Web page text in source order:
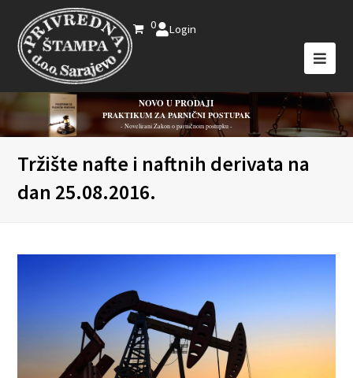
0 Login
NOVO U PRODAJI
PRAKTIKUM ZA PARNIČNI POSTUPAK
- Novelirani Zakon o parničnom postupku -
Tržište nafte i naftnih derivata na
dan 25.08.2016.